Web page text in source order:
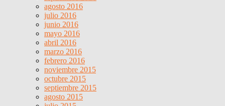
agosto 2016
julio 2016
junio 2016
mayo 2016
abril 2016
marzo 2016
febrero 2016
noviembre 2015
octubre 2015
septiembre 2015
agosto 2015